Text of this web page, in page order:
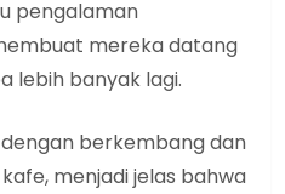
pengalaman
mereka datang
lebih banyak lagi.
berkembang dan
menjadi jelas bahwa